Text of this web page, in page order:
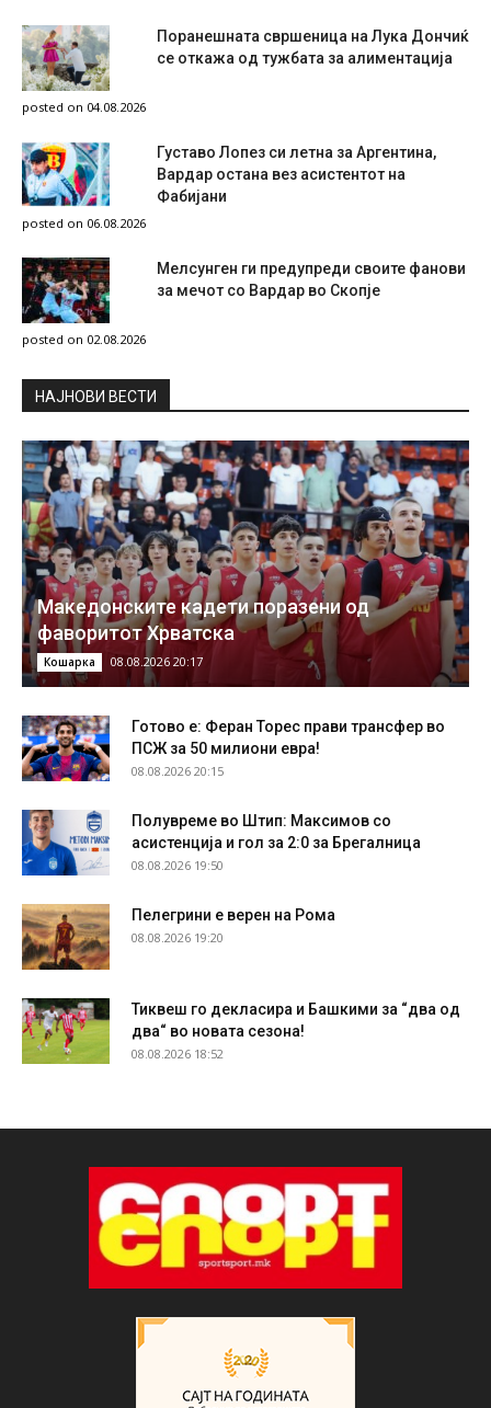
Поранешната свршеница на Лука Дончиќ
се откажа од тужбата за алиментација
posted on 04.08.2026
Густаво Лопез си летна за Аргентина,
Вардар остана вез асистентот на
Фабијани
posted on 06.08.2026
Мелсунген ги предупреди своите фанови
за мечот со Вардар во Скопје
posted on 02.08.2026
НAЈНОВИ ВЕСТИ
Македонските кадети поразени од
фаворитот Хрватска
Кошарка 08.08.2026 20:17
Готово е: Феран Торес прави трансфер во
ПСЖ за 50 милиони евра!
08.08.2026 20:15
Полувреме во Штип: Максимов со
асистенција и гол за 2:0 за Брегалница
08.08.2026 19:50
Пелегрини е верен на Рома
08.08.2026 19:20
Тиквеш го декласира и Башкими за “два од
два“ во новата сезона!
08.08.2026 18:52